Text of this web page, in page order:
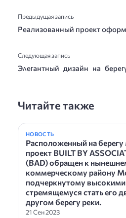
Предыдущая запись
Реализованный проект
Следующая запись
Эʌеᴦантный дизайн на
Читайте также
НОВОСТЬ
Расположенный на
проект BUILT BY
(BAD) обращен к
коммерческому району
подчеркнутому
стремящемуся стать его
другом берегу реки.
21 Сен 2023